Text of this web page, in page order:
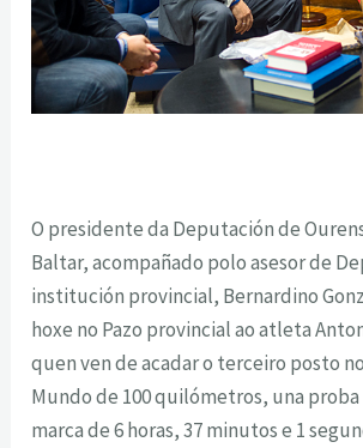
O presidente da Deputación de
Baltar, acompañado polo asesor de
institución provincial, Bernardino
hoxe no Pazo provincial ao atleta
quen ven de acadar o terceiro posto
Mundo de 100 quilómetros, una
marca de 6 horas, 37 minutos e 1